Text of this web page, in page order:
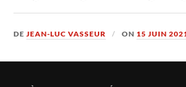
DEJEAN-LUC VASSEUR ON 15 JUIN